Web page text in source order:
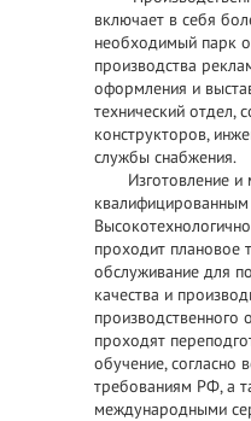
включает в себя
необходимый парк
производства
оформления и
технический отдел,
конструкторов,
службы снабжения.
Изготовление и
проходит плановое
обслуживание для
качества и
производственного
проходят
обучение, согласно
требованиям РФ, а
международными